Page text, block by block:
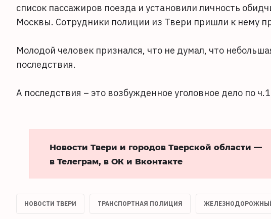
список пассажиров поезда и установили личность
Москвы. Сотрудники полиции из Твери пришли к нему
Молодой человек признался, что не думал, что
последствия.
А последствия – это возбужденное уголовное дело по
Новости Твери и городов Тверской области —
в Телеграм, в ОК и Вконтакте
НОВОСТИ ТВЕРИ ТРАНСПОРТНАЯ ПОЛИЦИЯ